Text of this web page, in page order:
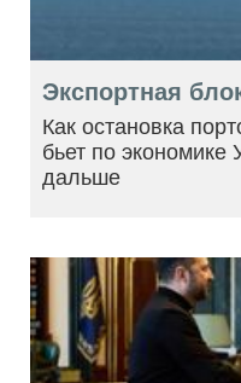
Экспортная
Как остановка
бьет по экономике
дальше